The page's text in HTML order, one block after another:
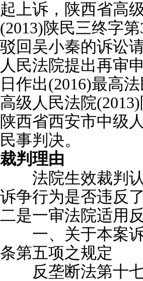
起上诉，陕西省高
(2013)陕民三终字
驳回吴小秦的诉讼
人民法院提出再审
日作出(2016)最高
高级人民法院
陕西省西安市中级
民事判决。
裁判理由
法院生效裁判认
诉争行为是否违反
二是一审法院适用
一、关于本案诉
条第五项之规定
反垄断法第十七